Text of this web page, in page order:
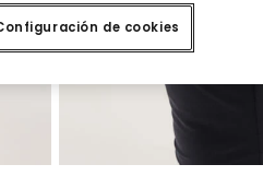
de cookies